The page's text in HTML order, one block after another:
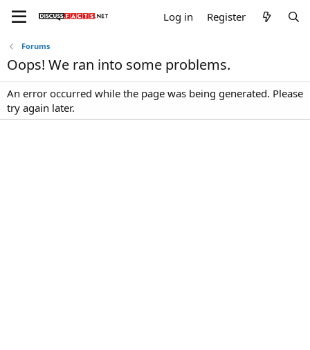
Log in Register
Forums
Oops! We ran into some problems.
An error occurred while the page was being generated. Please
try again later.